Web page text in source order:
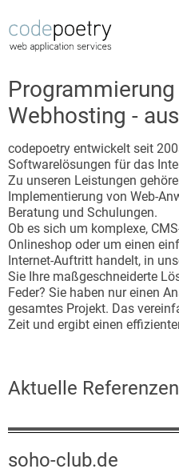
Webhosting -
codepoetry entwickelt seit
Softwarelösungen für das
Zu unseren Leistungen
Implementierung von Web-
Beratung und Schulungen.
Ob es sich um komplexe,
Onlineshop oder um einen
Internet-Auftritt handelt, in
Sie Ihre maßgeschneiderte
Feder? Sie haben nur einen
gesamtes Projekt. Das
Zeit und ergibt einen
Aktuelle Referenzen
soho-club.de
Startseite
Referenzen
Leistungen
Support
Impressum
Datenschutz